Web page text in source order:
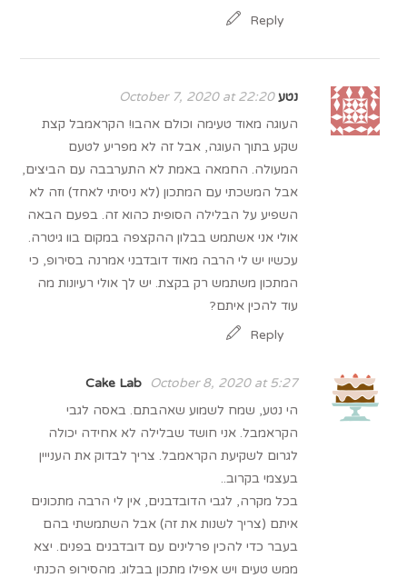
Reply
נטע October 7, 2020 at 22:20
העוגה מאוד טעימה וכולם אהבו! הקראמבל קצת
שקע בתוך העוגה, אבל זה לא מפריע לטעם
המעולה. החמאה באמת לא התערבבה עם הביצים,
אבל המשכתי עם המתכון (לא ניסיתי לאחד) וזה לא
השפיע על הבלילה הסופית כהוא זה. בפעם הבאה
אולי אני אשתמש בבלון ההקצפה במקום בוו גיטרה.
עכשיו יש לי הרבה מאוד דובדבני אמרנה בסירופ, כי
המתכון משתמש רק בקצת. יש לך אולי רעיונות מה
עוד להכין איתם?
Reply
Cake Lab
October 8, 2020 at 5:27
הי נטע, שמח לשמוע שאהבתם. באסה לגבי
הקראמבל. אני חושד שבלילה לא אחידה יכולה
לגרום לשקיעת הקראמבל. צריך לבדוק את הענייין
בעצמי בקרוב..
בכל מקרה, לגבי הדובדבנים, אין לי הרבה מתכונים
איתם (צריך לשנות את זה) אבל השתמשתי בהם
בעבר כדי להכין פרלינים עם דובדבנים בפנים. יצא
ממש טעים ויש אפילו מתכון בבלוג. מהסירופ הכנתי